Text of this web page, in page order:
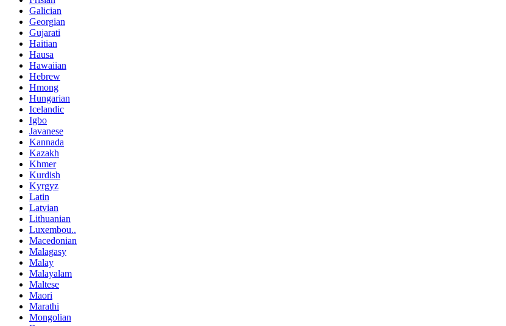
Galician
Georgian
Gujarati
Haitian
Hausa
Hawaiian
Hebrew
Hmong
Hungarian
Icelandic
Igbo
Javanese
Kannada
Kazakh
Khmer
Kurdish
Kyrgyz
Latin
Latvian
Lithuanian
Luxembou..
Macedonian
Malagasy
Malay
Malayalam
Maltese
Maori
Marathi
Mongolian